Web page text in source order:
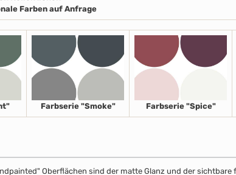
Farben auf Anfrage
Farbserie "Smoke" Farbserie "Spice"
Oberflächen sind der matte Glanz und der sichtbare